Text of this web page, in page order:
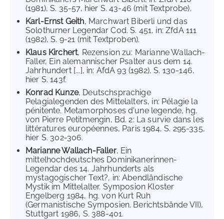
(1981), S. 35-57, hier S. 43-46 (mit Textprobe).
Karl-Ernst Geith, Marchwart Biberli und das
Solothurner Legendar Cod. S. 451, in: ZfdA 111
(1982), S. 9-21 (mit Textproben).
Klaus Kirchert, Rezension zu: Marianne Wallach-
Faller, Ein alemannischer Psalter aus dem 14.
Jahrhundert [...], in: AfdA 93 (1982), S. 130-146,
hier S. 143f.
Konrad Kunze, Deutschsprachige
Pelagialegenden des Mittelalters, in: Pélagie la
pénitente. Metamorphoses d'une legende, hg.
von Pierre Petitmengin, Bd. 2: La survie dans les
littératures européennes, Paris 1984, S. 295-335,
hier S. 302-306.
Marianne Wallach-Faller, Ein
mittelhochdeutsches Dominikanerinnen-
Legendar des 14. Jahrhunderts als
mystagogischer Text?, in: Abendländische
Mystik im Mittelalter. Symposion Kloster
Engelberg 1984, hg. von Kurt Ruh
(Germanistische Symposien. Berichtsbände VII),
Stuttgart 1986, S. 388-401.